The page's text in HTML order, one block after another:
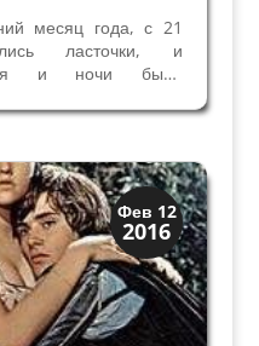
месяц года, с 21
ласточки, и
дня и ночи была
Зенона апрель
Фев 12
2016